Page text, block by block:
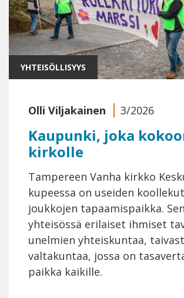
YHTEISÖLLISYYS
Olli Viljakainen 3/2026
Kaupunki, joka
kirkolle
Tampereen Vanha kirkko
kupeessa on useiden
joukkojen tapaamispaikka. Sen
yhteisössä erilaiset ihmiset
unelmien yhteiskuntaa,
valtakuntaa, jossa on
paikka kaikille.